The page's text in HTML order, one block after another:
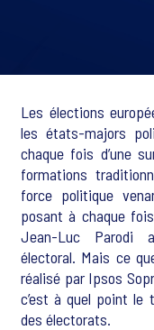
Les élections
les états-majors
chaque fois d’une
formations
force politique
posant à chaque
Jean-Luc Parodi
électoral. Mais ce
réalisé par Ipsos
c’est à quel point le
des électorats.